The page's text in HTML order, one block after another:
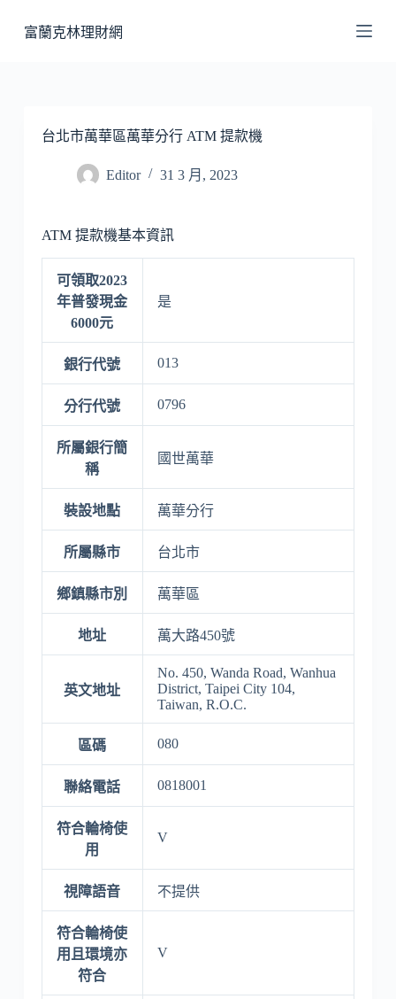
至
富蘭克林理財網
台北市萬華區萬華分行 ATM 提款機
Editor 31 3 月, 2023
ATM 提款機基本資訊
可領取2023
年普發現金
6000元
是
銀行代號 013
分行代號 0796
所屬銀行簡
稱
國世萬華
裝設地點 萬華分行
所屬縣市 台北市
鄉鎮縣市別 萬華區
地址 萬大路450號
英文地址
No. 450, Wanda Road, Wanhua
District, Taipei City 104,
Taiwan, R.O.C.
區碼 080
聯絡電話 0818001
符合輪椅使
用
V
視障語音 不提供
符合輪椅使
用且環境亦
符合
V